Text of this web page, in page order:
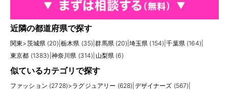
近隣の都道府県で探す
関東>茨城県 (20) 栃木県 (35) |群馬県 (20) 埼玉県 (154) |千葉県 (164)
東京都 (1383) 神奈川県 (314) 山梨県 (6)
似ているカテゴリで探す
ファッション (2728)>ラグジュアリー (628) デザイナーズ (567)